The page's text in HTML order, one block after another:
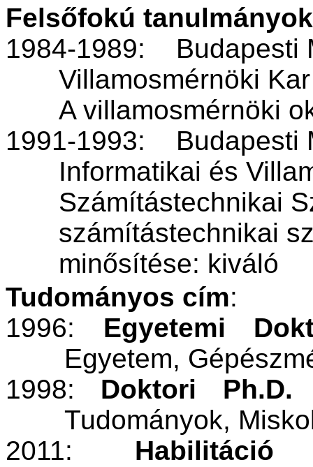
Felsőfokú tanulmányok
1984-1989:
Budapesti
Villamosmérnöki Kar
A villamosmérnöki
1991-1993:
Budapesti
Informatikai és
Számítástechnikai
számítástechnikai
minősítése: kiváló
Tudományos cím:
1996: Egyetemi
Egyetem,
1998: Doktori Ph.D.
Tudományok,
2011: Habilitáció